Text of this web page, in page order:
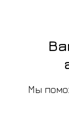
Мы